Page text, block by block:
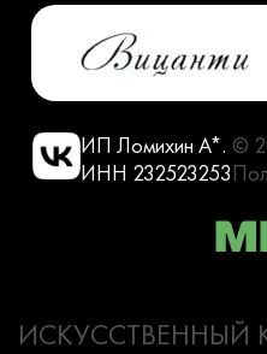
ИП Ломихин А*.
ИНН 232523253
©
ИСКУССТВЕННЫЙ